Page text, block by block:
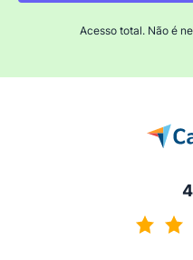
Acesso total. Não é